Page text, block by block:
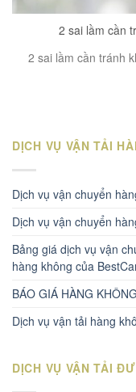
2 sai lầm cần
2 sai lầm cần tránh
DỊCH VỤ VẬN TẢI
Dịch vụ vận chuyển
Dịch vụ vận chuyển
Bảng giá dịch vụ vận
hàng không của
BÁO GIÁ HÀNG
Dịch vụ vận tải hàng
DỊCH VỤ VẬN TẢI